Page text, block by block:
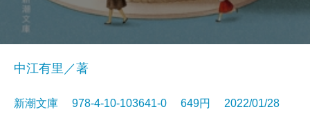
中江有里／著
新潮文庫 978-4-10-103641-0 649円 2022/01/28